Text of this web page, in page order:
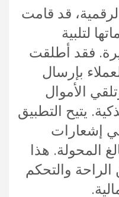
قد قامت
لتلبية
فقد أطلقت
بإرسال
الأموال
يتيح التطبيق
إشعارات
المحولة. هذا
والتحكم